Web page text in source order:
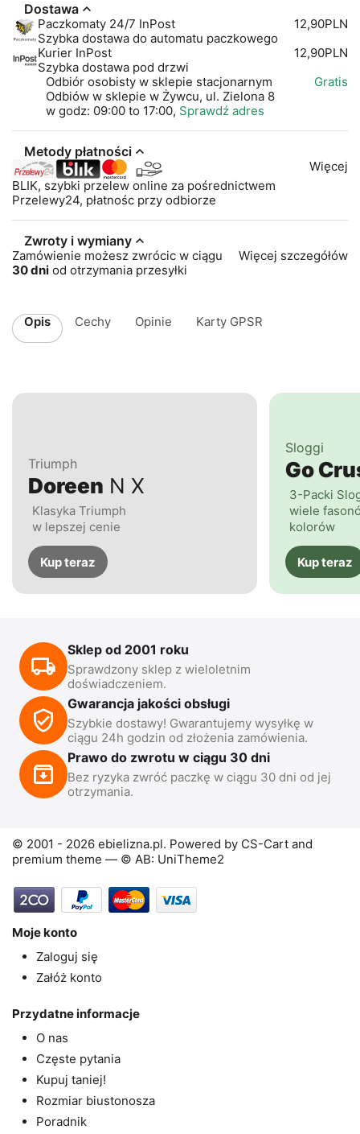
Dostawa
Paczkomaty 24/7 InPost
Szybka dostawa do automatu paczkowego
12,90PLN
Kurier InPost
Szybka dostawa pod drzwi
12,90PLN
Odbiór osobisty w sklepie stacjonarnym
Odbiów w sklepie w Żywcu, ul. Zielona 8
w godz: 09:00 to 17:00, Sprawdź adres
Gratis
Metody płatności
BLIK, szybki przelew online za pośrednictwem
Przelewy24, płatnośc przy odbiorze
Więcej
Zwroty i wymiany
Zamówienie możesz zwrócic w ciągu
30 dni od otrzymania przesyłki
Więcej szczegółów
Opis Cechy Opinie Karty GPSR
Triumph
Doreen N X
Klasyka Triumph
w lepszej cenie
Kup teraz
Sloggi
Go
3-Packi
wiele
kolorów
Kup teraz
Sklep od 2001 roku
Sprawdzony sklep z wieloletnim
doświadczeniem.
Gwarancja jakości obsługi
Szybkie dostawy! Gwarantujemy wysyłkę w
ciągu 24h godzin od złożenia zamówienia.
Prawo do zwrotu w ciągu 30 dni
Bez ryzyka zwróć paczkę w ciągu 30 dni od jej
otrzymania.
© 2001 - 2026 ebielizna.pl. Powered by CS-Cart and
premium theme — © AB: UniTheme2
Moje konto
Zaloguj się
Załóż konto
Przydatne informacje
O nas
Częste pytania
Kupuj taniej!
Rozmiar biustonosza
Poradnik